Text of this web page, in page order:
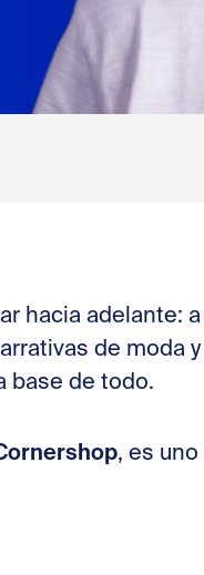
hacia adelante:
de moda
base de todo.
, es